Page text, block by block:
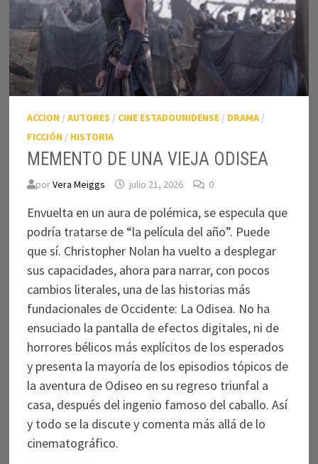
ACCION / AUTORES / CINE ESTADOUNIDENSE/ DRAMA/
FICCIÓN / HISTORIA
MEMENTO DE UNA VIEJA ODISEA
porVera Meiggs julio 21, 2026 0
Envuelta en un aura de polémica, se especula que
podría tratarse de “la película del año”. Puede
que sí. Christopher Nolan ha vuelto a desplegar
sus capacidades, ahora para narrar, con pocos
cambios literales, una de las historias más
fundacionales de Occidente: La Odisea. No ha
ensuciado la pantalla de efectos digitales, ni de
horrores bélicos más explícitos de los esperados
y presenta la mayoría de los episodios tópicos de
la aventura de Odiseo en su regreso triunfal a
casa, después del ingenio famoso del caballo. Así
y todo se la discute y comenta más allá de lo
cinematográfico.